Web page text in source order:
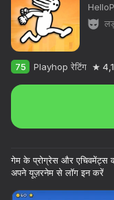
75 Playhop रेटिंग 4,1
गेम के प्रोग्रेस और एचिवमेंट्स
अपने यूज़रनेम से लॉग इन करें